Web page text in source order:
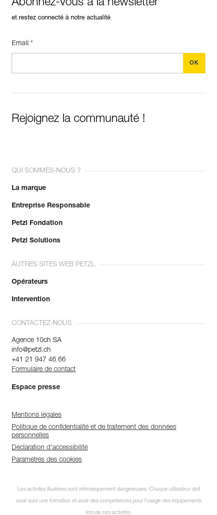
Abonnez-vous à la newsletter
et restez connecté à notre actualité
Email *
Rejoignez la communauté !
QUI SOMMES-NOUS ?
La marque
Entreprise Responsable
Petzl Fondation
Petzl Solutions
AUTRES SITES WEB PETZL
Opérateurs
Intervention
CONTACTEZ-NOUS
Agence 10ch SA
info@petzl.ch
+41 21 947 46 66
Formulaire de contact
Espace presse
Mentions légales
Politique de confidentialité et de traitement des données
personnelles
Déclaration d'accessibilité
Paramètres des cookies
Les activités illustrées sont intrinsèquement dangereuses. Chaque utilisateur doit
avoir suivi une formation et avoir des compétences pour l’usage des équipements
lors de ces activités.